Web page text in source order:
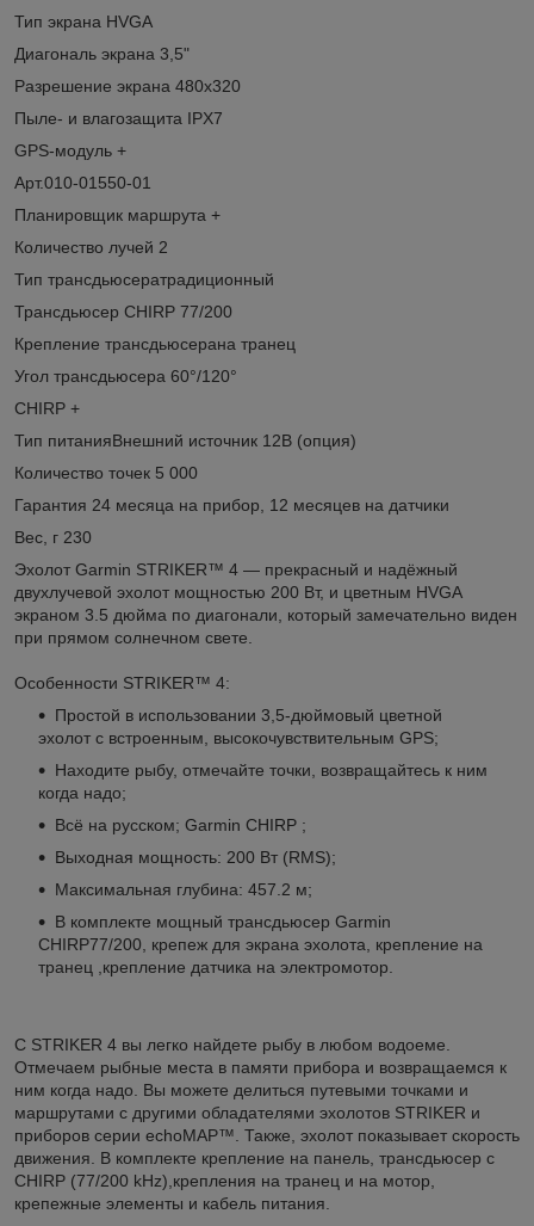
Тип экрана HVGA
Диагональ экрана 3,5"
Разрешение экрана 480x320
Пыле- и влагозащита IPX7
GPS-модуль +
Арт.010-01550-01
Планировщик маршрута +
Количество лучей 2
Тип трансдьюсератрадиционный
Трансдьюсер CHIRP 77/200
Крепление трансдьюсерана транец
Угол трансдьюсера 60°/120°
CHIRP +
Тип питанияВнешний источник 12В (опция)
Количество точек 5 000
Гарантия 24 месяца на прибор, 12 месяцев на датчики
Вес, г 230
Эхолот Garmin STRIKER™ 4 — прекрасный и надёжный
двухлучевой эхолот мощностью 200 Вт, и цветным HVGA
экраном 3.5 дюйма по диагонали, который замечательно виден
при прямом солнечном свете.
Особенности STRIKER™ 4:
Простой в использовании 3,5-дюймовый цветной
эхолот с встроенным, высокочувствительным GPS;
Находите рыбу, отмечайте точки, возвращайтесь к ним
когда надо;
Всё на русском; Garmin CHIRP ;
Выходная мощность: 200 Вт (RMS);
Максимальная глубина: 457.2 м;
В комплекте мощный трансдьюсер Garmin
CHIRP77/200, крепеж для экрана эхолота, крепление на
транец ,крепление датчика на электромотор.
С STRIKER 4 вы легко найдете рыбу в любом водоеме.
Отмечаем рыбные места в памяти прибора и возвращаемся к
ним когда надо. Вы можете делиться путевыми точками и
маршрутами с другими обладателями эхолотов STRIKER и
приборов серии echoMAP™. Также, эхолот показывает скорость
движения. В комплекте крепление на панель, трансдьюсер с
CHIRP (77/200 kHz),крепления на транец и на мотор,
крепежные элементы и кабель питания.